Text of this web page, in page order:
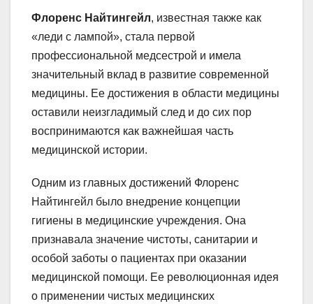
Флоренс Найтингейл, известная также как
«леди с лампой», стала первой
профессиональной медсестрой и имела
значительный вклад в развитие современной
медицины. Ее достижения в области медицины
оставили неизгладимый след и до сих пор
воспринимаются как важнейшая часть
медицинской истории.
Одним из главных достижений Флоренс
Найтингейл было внедрение концепции
гигиены в медицинские учреждения. Она
признавала значение чистоты, санитарии и
особой заботы о пациентах при оказании
медицинской помощи. Ее революционная идея
о применении чистых медицинских